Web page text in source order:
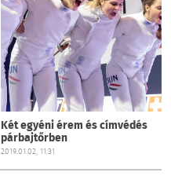
Két egyéni érem és címvédés
párbajtőrben
2019.01.02, 11:31